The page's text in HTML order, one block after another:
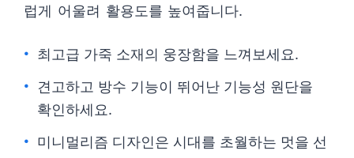
럽게 어울려 활용도를 높여줍니다.
최고급 가죽 소재의 웅장함을 느껴보세요.
견고하고 방수 기능이 뛰어난 기능성 원단을
확인하세요.
미니멀리즘 디자인은 시대를 초월하는 멋을 선